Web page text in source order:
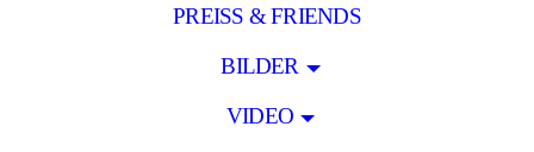
PREISS & FRIENDS
BILDER
VIDEO